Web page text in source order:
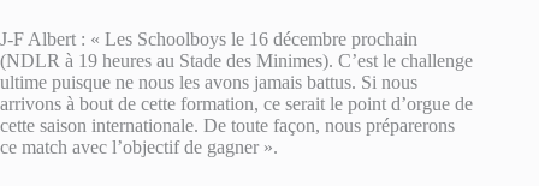
J-F Albert : « Les Schoolboys le 16 décembre prochain
(NDLR à 19 heures au Stade des Minimes). C’est le challenge
ultime puisque ne nous les avons jamais battus. Si nous
arrivons à bout de cette formation, ce serait le point d’orgue de
cette saison internationale. De toute façon, nous préparerons
ce match avec l’objectif de gagner ».